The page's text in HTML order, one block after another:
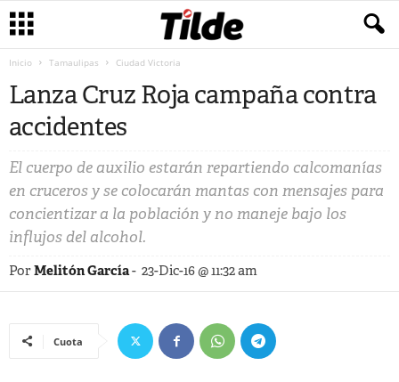
Inicio Tamaulipas Ciudad Victoria
Lanza Cruz Roja campaña contra
accidentes
El cuerpo de auxilio estarán repartiendo calcomanías
en cruceros y se colocarán mantas con mensajes para
concientizar a la población y no maneje bajo los
influjos del alcohol.
PorMelitón García- 23-Dic-16 @ 11:32 am
Cuota